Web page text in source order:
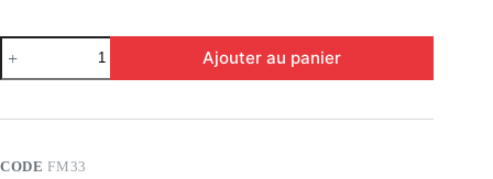
quantité
de
Fond
Musline
Ajouter au panier
CODEFM33